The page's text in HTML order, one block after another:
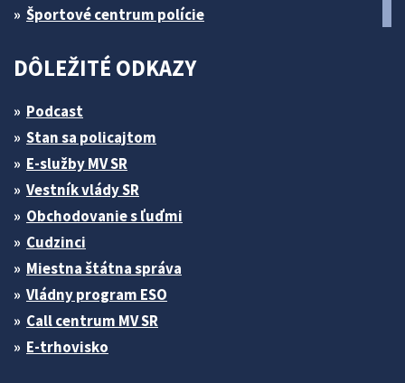
Športové centrum polície
DÔLEŽITÉ ODKAZY
Podcast
Stan sa policajtom
E-služby MV SR
Vestník vlády SR
Obchodovanie s ľuďmi
Cudzinci
Miestna štátna správa
Vládny program ESO
Call centrum MV SR
E-trhovisko